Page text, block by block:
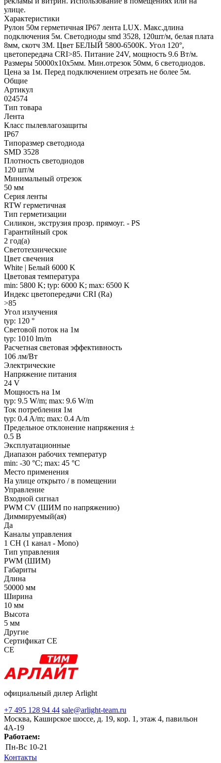
улице.
Характеристики
Рулон 50м герметичная IP67 лента LUX. Макс.длина
подключения 5м. Светодиоды smd 3528, 120шт/м, белая плата
8мм, скотч 3М. Цвет БЕЛЫЙ 5800-6500K. Угол 120°,
цветопередача CRI>85. Питание 24V, мощность 9.6 Вт/м.
Размеры 50000х10х5мм. Мин.отрезок 50мм, 6 светодиодов.
Цена за 1м. Перед подключением отрезать не более 5м.
Общие
Артикул
024574
Тип товара
Лента
Класс пылевлагозащиты
IP67
Типоразмер светодиода
SMD 3528
Плотность светодиодов
120 шт/м
Минимальный отрезок
50 мм
Серия ленты
RTW герметичная
Тип герметизации
Силикон, экструзия прозр. прямоуг. - PS
Гарантийный срок
2 год(а)
Светотехнические
Цвет свечения
White | Белый 6000 K
Цветовая температура
min: 5800 K; typ: 6000 K; max: 6500 K
Индекс цветопередачи CRI (Ra)
>85
Угол излучения
typ: 120 °
Световой поток на 1м
typ: 1010 lm/m
Расчетная световая эффективность
106 лм/Вт
Электрические
Напряжение питания
24 V
Мощность на 1м
typ: 9.5 W/m; max: 9.6 W/m
Ток потребления 1м
typ: 0.4 A/m; max: 0.4 A/m
Предельное отклонение напряжения ±
0.5 В
Эксплуатационные
Диапазон рабочих температур
min: -30 °C; max: 45 °C
Место применения
На улице открыто / в помещении
Управление
Входной сигнал
PWM СV (ШИМ по напряжению)
Диммируемый(ая)
Да
Каналы управления
1 CH (1 канал - Mono)
Тип управления
PWM (ШИМ)
Габариты
Длина
50000 мм
Ширина
10 мм
Высота
5 мм
Другие
Сертификат CE
CE
официальный дилер Arlight
+7 495 128 94 44 sale@arlight-team.ru
Москва, Каширское шоссе, д. 19, кор. 1, этаж 4, павильон
4А-19
Работаем:
Пн-Вс 10-21
Контакты